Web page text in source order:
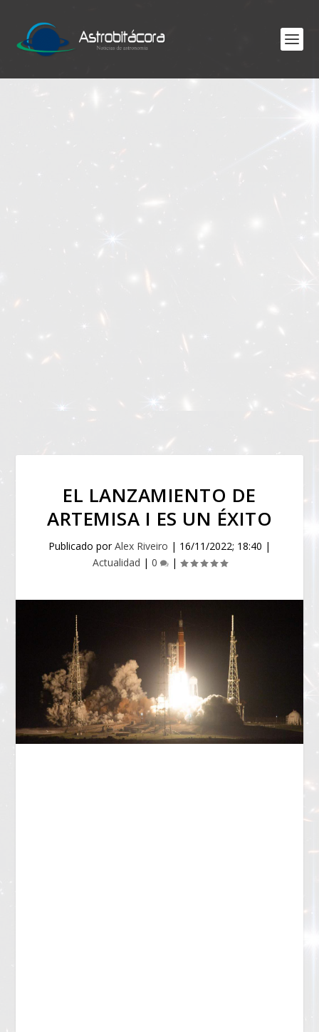
EL LANZAMIENTO DE
ARTEMISA I ES UN ÉXITO
Publicado porAlex Riveiro | 16/11/2022; 18:40 |
Actualidad | 0 |